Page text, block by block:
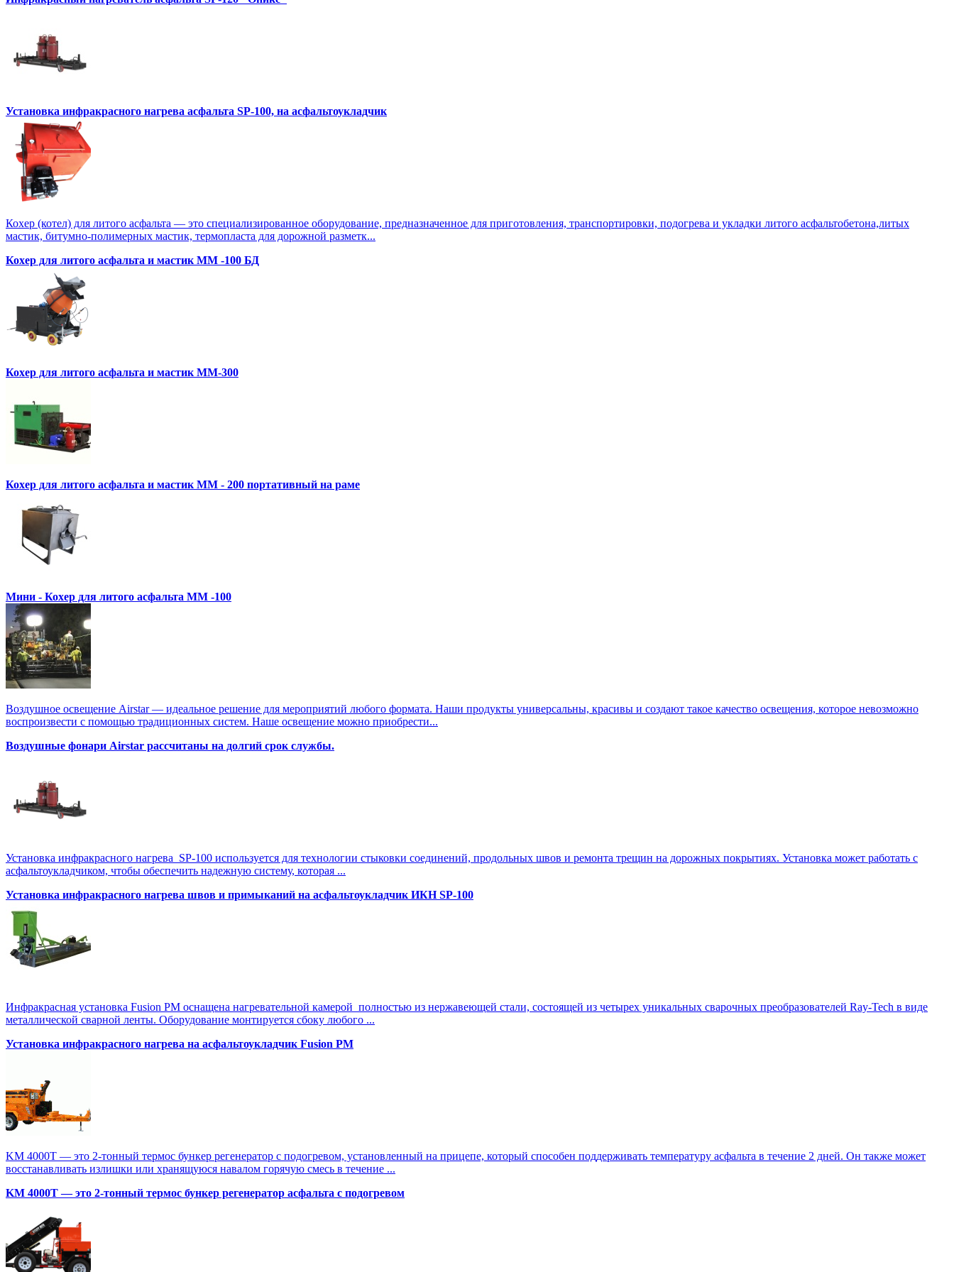
Установка инфракрасного нагрева асфальта SP-100, на асфальтоукладчик
Кохер (котел) для литого асфальта — это специализированное оборудование, предназначенное для приготовления, транспортировки, подогрева и укладки литого асфальтобетона,литых
мастик, битумно-полимерных мастик, термопласта для дорожной разметк...
Кохер для литого асфальта и мастик MM -100 БД
Кохер для литого асфальта и мастик MM-300
Кохер для литого асфальта и мастик MM - 200 портативный на раме
Мини - Кохер для литого асфальта MM -100
Воздушное освещение Airstar — идеальное решение для мероприятий любого формата. Наши продукты универсальны, красивы и создают такое качество освещения, которое невозможно
воспроизвести с помощью традиционных систем. Наше освещение можно приобрести...
Воздушные фонари Airstar рассчитаны на долгий срок службы.
Установка инфракрасного нагрева SP-100 используется для технологии стыковки соединений, продольных швов и ремонта трещин на дорожных покрытиях. Установка может работать с
асфальтоукладчиком, чтобы обеспечить надежную систему, которая ...
Установка инфракрасного нагрева швов и примыканий на асфальтоукладчик ИКН SP-100
Инфракрасная установка Fusion PM оснащена нагревательной камерой полностью из нержавеющей стали, состоящей из четырех уникальных сварочных преобразователей Ray-Tech в виде
металлической сварной ленты. Оборудование монтируется сбоку любого ...
Установка инфракрасного нагрева на асфальтоукладчик Fusion PM
KM 4000T — это 2-тонный термос бункер регенератор с подогревом, установленный на прицепе, который способен поддерживать температуру асфальта в течение 2 дней. Он также может
восстанавливать излишки или хранящуюся навалом горячую смесь в течение ...
KM 4000T — это 2-тонный термос бункер регенератор асфальта с подогревом